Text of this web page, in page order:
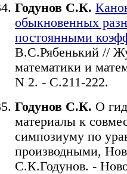
Годунов С.К.
обыкновенных
постоянными
В.С.Рябенький //
математики и
N 2. - С.211-222.
Годунов С.К. О
материалы к
симпозиуму по
производными,
С.К.Годунов. -